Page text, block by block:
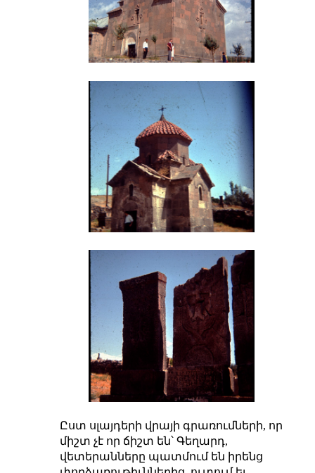
Ըստ սլայդերի վրայի գրառումների, որ
միշտ չէ որ ճիշտ են՝ Գեղարդ,
վետերանները պատմում են իրենց